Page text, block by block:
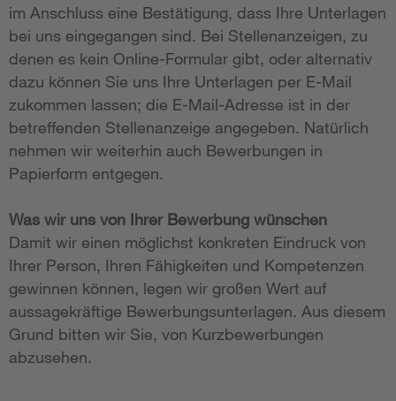
im Anschluss eine Bestätigung, dass Ihre Unterlagen
bei uns eingegangen sind. Bei Stellenanzeigen, zu
denen es kein Online-Formular gibt, oder alternativ
dazu können Sie uns Ihre Unterlagen per E-Mail
zukommen lassen; die E-Mail-Adresse ist in der
betreffenden Stellenanzeige angegeben. Natürlich
nehmen wir weiterhin auch Bewerbungen in
Papierform entgegen.
Was wir uns von Ihrer Bewerbung wünschen
Damit wir einen möglichst konkreten Eindruck von
Ihrer Person, Ihren Fähigkeiten und Kompetenzen
gewinnen können, legen wir großen Wert auf
aussagekräftige Bewerbungsunterlagen. Aus diesem
Grund bitten wir Sie, von Kurzbewerbungen
abzusehen.